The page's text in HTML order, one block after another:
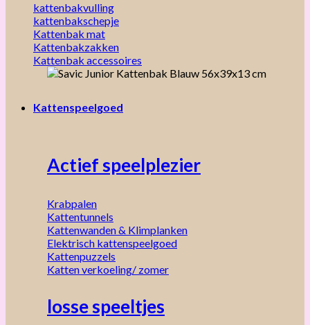
kattenbakvulling
kattenbakschepje
Kattenbak mat
Kattenbakzakken
Kattenbak accessoires
Kattenspeelgoed
Actief speelplezier
Krabpalen
Kattentunnels
Kattenwanden & Klimplanken
Elektrisch kattenspeelgoed
Kattenpuzzels
Katten verkoeling/ zomer
losse speeltjes